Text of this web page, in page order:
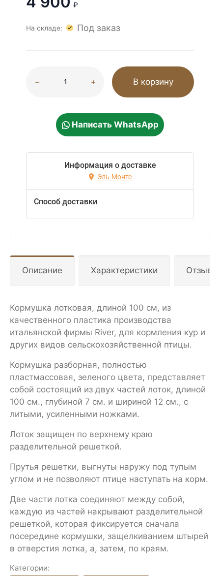
₽
На складе: Под заказ
В корзину
Написать WhatsApp
Информация о доставке
Эль-Монте
Способ доставки
Описание Характеристики
Кормушка лотковая, длиной 100 см, из
качественного пластика производства
итальянской фирмы River, для кормления кур и
других видов сельскохозяйственной птицы.
Кормушка разборная, полностью
пластмассовая, зеленого цвета, представляет
собой состоящий из двух частей лоток, длиной
100 см., глубиной 7 см. и шириной 12 см., с
литыми, усиленными ножками.
Лоток защищен по верхнему краю
разделительной решеткой.
Прутья решетки, выгнуты наружу под тупым
углом и не позволяют птице наступать на корм.
Две части лотка соединяют между собой,
каждую из частей накрывают разделительной
решеткой, которая фиксируется сначала
посередине кормушки, защелкиванием штырей
в отверстия лотка, а, затем, по краям.
Категории: